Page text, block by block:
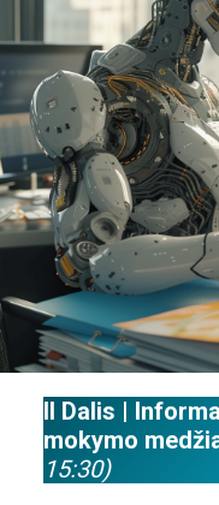
II Dalis |
mokymo
15:30)